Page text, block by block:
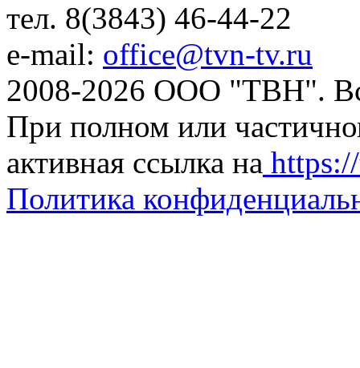
тел. 8(3843) 46-44-22
e-mail: office@tvn-tv.ru
2008-2026 ООО "ТВН".
При полном или
активная ссылка на
Политика